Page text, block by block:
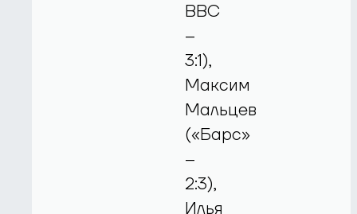
ВВС
–
3:1),
Максим
Мальцев
(«Барс»
–
2:3),
Илья